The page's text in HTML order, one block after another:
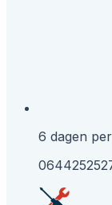
6 dagen